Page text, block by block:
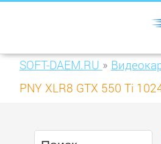
SOFT-DAEM.RU »
PNY XLR8 GTX 550 Ti